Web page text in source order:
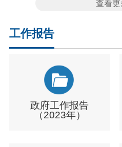
查看更
工作报告
政府工作报告
（2023年）